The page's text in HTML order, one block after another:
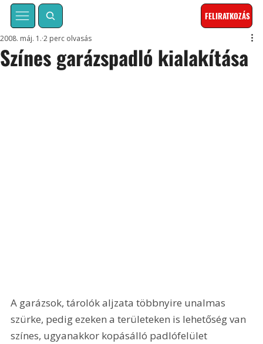
FELIRATKOZÁS
Színes garázspadló kialakítása
2008. máj. 1. 2 perc olvasás
A garázsok, tárolók aljzata többnyire unalmas
szürke, pedig ezeken a területeken is lehetőség van
színes, ugyanakkor kopásálló padlófelület